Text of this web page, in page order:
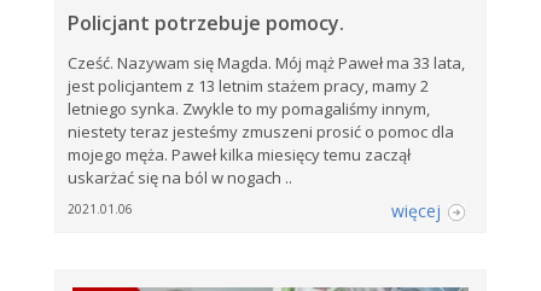
Policjant potrzebuje pomocy.
Cześć. Nazywam się Magda. Mój mąż Paweł ma 33 lata,
jest policjantem z 13 letnim stażem pracy, mamy 2
letniego synka. Zwykle to my pomagaliśmy innym,
niestety teraz jesteśmy zmuszeni prosić o pomoc dla
mojego męża. Paweł kilka miesięcy temu zaczął
uskarżać się na ból w nogach ..
2021.01.06 więcej